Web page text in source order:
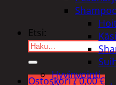
Etsi:
Ostoskori /0,00€
Hyvinvointi